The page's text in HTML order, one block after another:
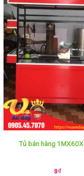
Tủ bán hàng
9₫